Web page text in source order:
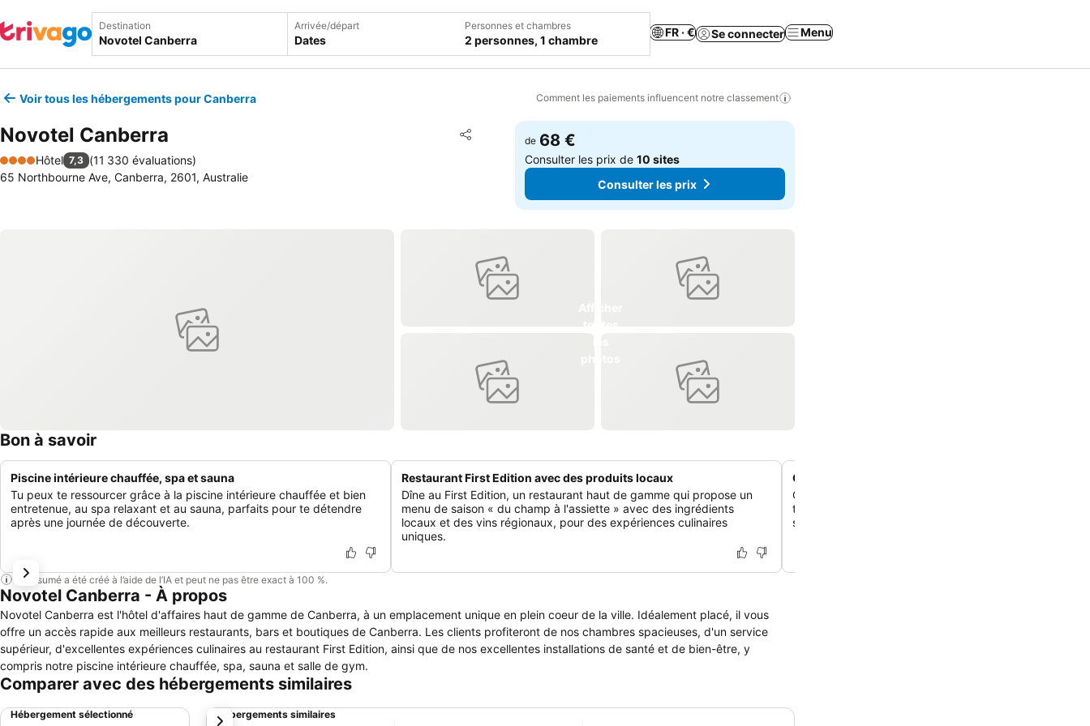
Destination Arrivée/départ
Dates
Personnes et chambres
2 personnes, 1 chambre
FR · € Se connecter Menu
Voir tous les hébergements pour Canberra Comment les paiements influencent notre classement
Novotel Canberra Partager
Ajouter à mes favoris
4 Étoiles
Hôtel 7,3 (11 330 évaluations)
65 Northbourne Ave, Canberra, 2601, Australie
de 68 €
Consulter les prix de10 sites
Consulter les prix
Bon à savoir
Piscine intérieure chauffée, spa et sauna
Tu peux te ressourcer grâce à la piscine intérieure chauffée et bien
entretenue, au spa relaxant et au sauna, parfaits pour te détendre
après une journée de découverte.
Restaurant First Edition avec des produits locaux
Dîne au First Edition, un restaurant haut de gamme qui propose un
menu de saison « du champ à l'assiette » avec des ingrédients
locaux et des vins régionaux, pour des expériences culinaires
uniques.
Chambres avec balcon privé en option
Certains hébergements proposent un balcon ou une
t'offrant un espace extérieur pour te détendre et
sur la ville.
Ce résumé a été créé à l’aide de l’IA et peut ne pas être exact à 100 %.
Novotel Canberra - À propos
Novotel Canberra est l'hôtel d'affaires haut de gamme de Canberra, à un emplacement unique en plein coeur de la ville. Idéalement placé, il vous
offre un accès rapide aux meilleurs restaurants, bars et boutiques de Canberra. Les clients profiteront de nos chambres spacieuses, d'un service
supérieur, d'excellentes expériences culinaires au restaurant First Edition, ainsi que de nos excellentes installations de santé et de bien-être, y
compris notre piscine intérieure chauffée, spa, sauna et salle de gym.
Comparer avec des hébergements similaires
Hébergement sélectionné Hébergements similaires
suivant